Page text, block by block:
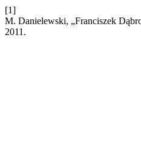
[1]
M. Danielewski, „Franciszek
2011.